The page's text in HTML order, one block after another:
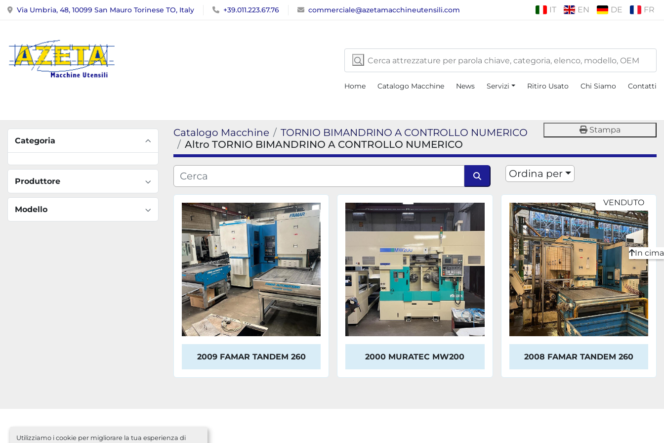
Utilizziamo i cookie per migliorare la tua esperienza di
Via Umbria, 48, 10099 San Mauro Torinese TO, Italy +39.011.223.67.76 commerciale@azetamacchineutensili.com IT EN DE FR
Home Catalogo Macchine News Servizi Ritiro Usato Chi Siamo Contatti
Categoria
Produttore
Modello
Catalogo Macchine
TORNIO BIMANDRINO A CONTROLLO NUMERICO
Altro TORNIO BIMANDRINO A CONTROLLO NUMERICO
Stampa
Ordina per
2009 FAMAR TANDEM 260 2000 MURATEC MW200
VENDUTO
2008 FAMAR TANDEM 260
In cima